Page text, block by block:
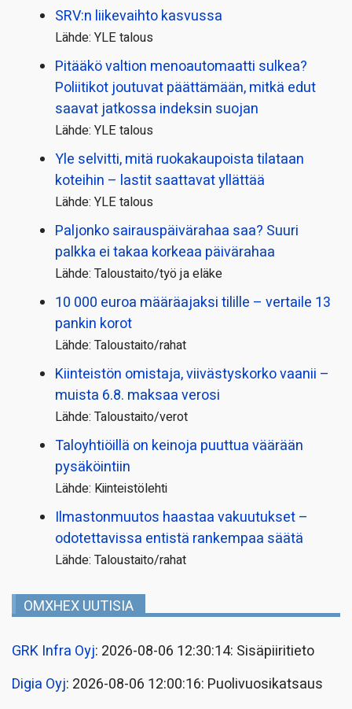
SRV:n liikevaihto kasvussa
Lähde: YLE talous
Pitääkö valtion menoautomaatti sulkea?
Poliitikot joutuvat päättämään, mitkä edut
saavat jatkossa indeksin suojan
Lähde: YLE talous
Yle selvitti, mitä ruokakaupoista tilataan
koteihin – lastit saattavat yllättää
Lähde: YLE talous
Paljonko sairauspäivä­rahaa saa? Suuri
palkka ei takaa korkeaa päivärahaa
Lähde: Taloustaito/työ ja eläke
10 000 euroa määräajaksi tilille – vertaile 13
pankin korot
Lähde: Taloustaito/rahat
Kiinteistön omistaja, viivästyskorko vaanii –
muista 6.8. maksaa verosi
Lähde: Taloustaito/verot
Taloyhtiöillä on keinoja puuttua väärään
pysäköintiin
Lähde: Kiinteistölehti
Ilmastonmuutos haastaa vakuutukset –
odotettavissa entistä rankempaa säätä
Lähde: Taloustaito/rahat
OMXHEX UUTISIA
GRK Infra Oyj: 2026-08-06 12:30:14: Sisäpiiritieto
Digia Oyj: 2026-08-06 12:00:16: Puolivuosikatsaus